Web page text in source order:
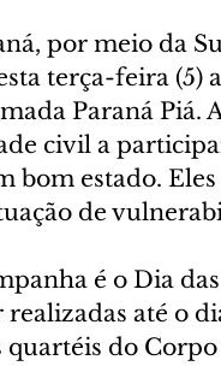
por meio da
terça-feira (5)
Paraná Piá.
civil a
bom estado.
de
é o Dia
realizadas até o
quartéis do